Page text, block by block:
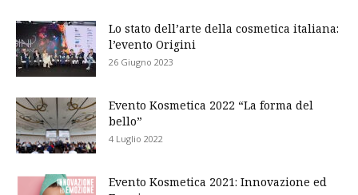
Lo stato dell’arte della cosmetica italiana:
l’evento Origini
26 Giugno 2023
Evento Kosmetica 2022 “La forma del
bello”
4 Luglio 2022
Evento Kosmetica 2021: Innovazione ed